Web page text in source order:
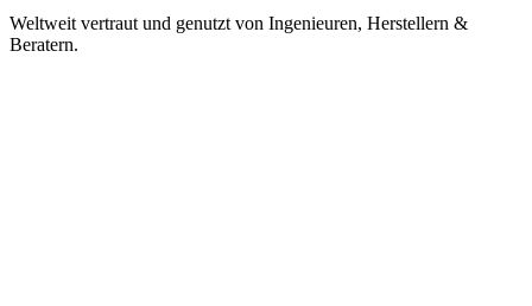
Weltweit vertraut und genutzt von Ingenieuren, Herstellern &
Beratern.